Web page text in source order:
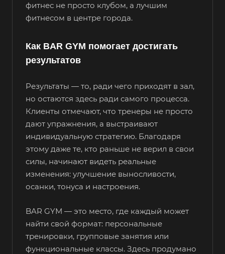
фитнес не просто клубом, а лучшим
фитнесом в центре города.
Как BAR GYM помогает достигать
результатов
Результаты — то, ради чего приходят в зал,
но остаются здесь ради самого процесса.
Клиенты отмечают, что тренеры не просто
дают упражнения, а выстраивают
индивидуальную стратегию. Благодаря
этому даже те, кто раньше не верил в свои
силы, начинают видеть реальные
изменения: улучшение выносливости,
осанки, тонуса и настроения.
BAR GYM — это место, где каждый может
найти свой формат: персональные
тренировки, групповые занятия или
функциональные классы. Здесь продумано